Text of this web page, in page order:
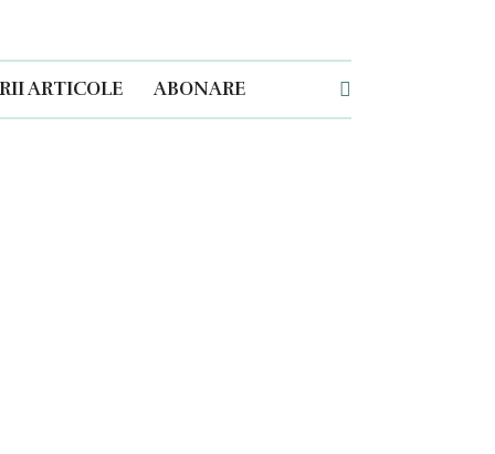
ARTICOLE ABONARE